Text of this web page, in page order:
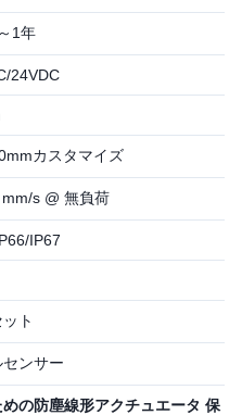
1年
24VDC
カスタマイズ
s @ 無負荷
IP67
ト
ンサー
の防塵線形アクチュエータ 保